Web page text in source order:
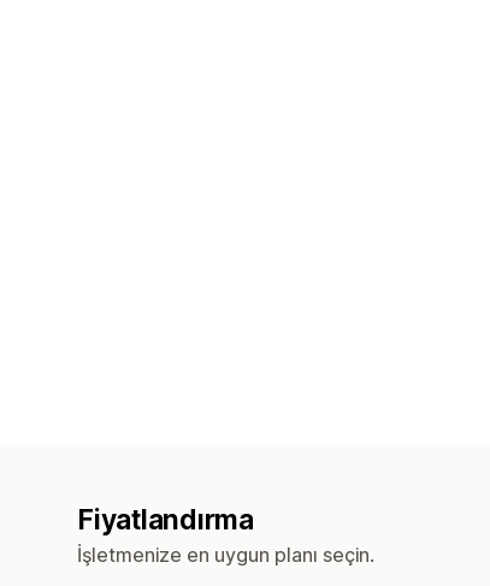
Fiyatlandırma
İşletmenize en uygun planı seçin.